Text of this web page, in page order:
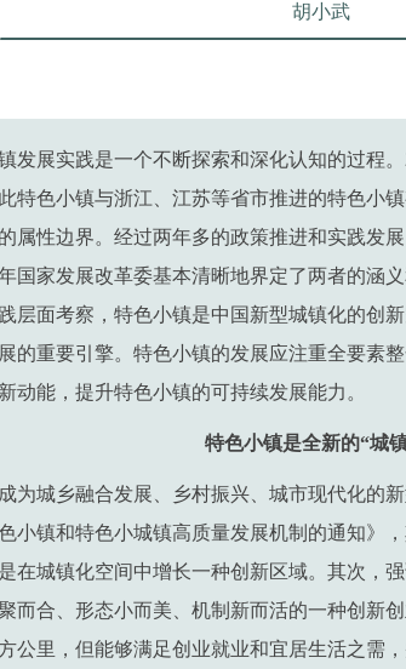
胡小武
发展实践是一个不断探索和深化认知的过程
特色小镇与浙江、江苏等省市推进的特色小
属性边界。经过两年多的政策推进和实践发
国家发展改革委基本清晰地界定了两者的涵
层面考察，特色小镇是中国新型城镇化的创
的重要引擎。特色小镇的发展应注重全要素
动能，提升特色小镇的可持续发展能力。
特色小镇是全新的“城
为城乡融合发展、乡村振兴、城市现代化的
小镇和特色小城镇高质量发展机制的通知》
在城镇化空间中增长一种创新区域。其次，
而合、形态小而美、机制新而活的一种创新
公里，但能够满足创业就业和宜居生活之需